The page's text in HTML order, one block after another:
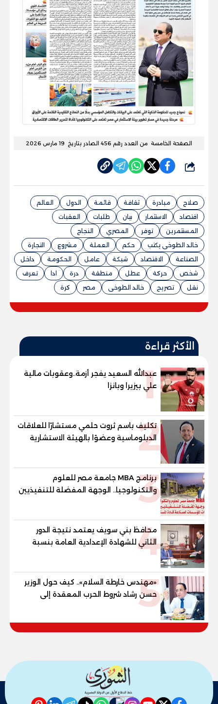
الصفحة الخامسة من العدد رقم 456 الصادر بتاريخ 19 مارس 2026
شارك
صلاح مبادرة ثقافة قائمة الدول
العالم
اقتصاد
الاستثمار بيان طلبات
العقبات
المستثمرين
توفر المصري
النجاح
خالد الطوخى يكتب
حكم العملة مشروع
التجارة
الصناعة
الاقتصاد شبكة عامل الحكومة
داخل
شخص
حركة عطل منطقة درة ادا
تعرف
نقل
تصريح خالد الطوخى مصر كرة
الأكثر قراءة
1
عبدالله السعيد يفجر أزمة..وعقوبات مالية
علي بيزيرا وبانزا
2
تكليف باسم ثروت حلمي مستشارًا للعلاقات
الدبلوماسية وعضوًا بالهيئة الاستشارية
العليا لمنظمة «جاد جمينت يوإن»
3
برنامج MBA جامعة مصر للعلوم
والتكنولوجيا.. الوجهة المفضلة للتنفيذيين
وقيادات المؤسسات لصناعة قادة
4
محافظ بني سويف يعتمد نتيجة الدور
الثاني للشهادة الإعدادية العامة بنسبة
والنور للمكفوفين
5
«مهندس خارطة السلام».. كيف حول الوزير
حسن رشاد شروط الحرب المعقدة إلى
"خارطة طريق" للانسحاب والإعمار؟